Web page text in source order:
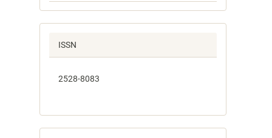
ISSN
2528-8083